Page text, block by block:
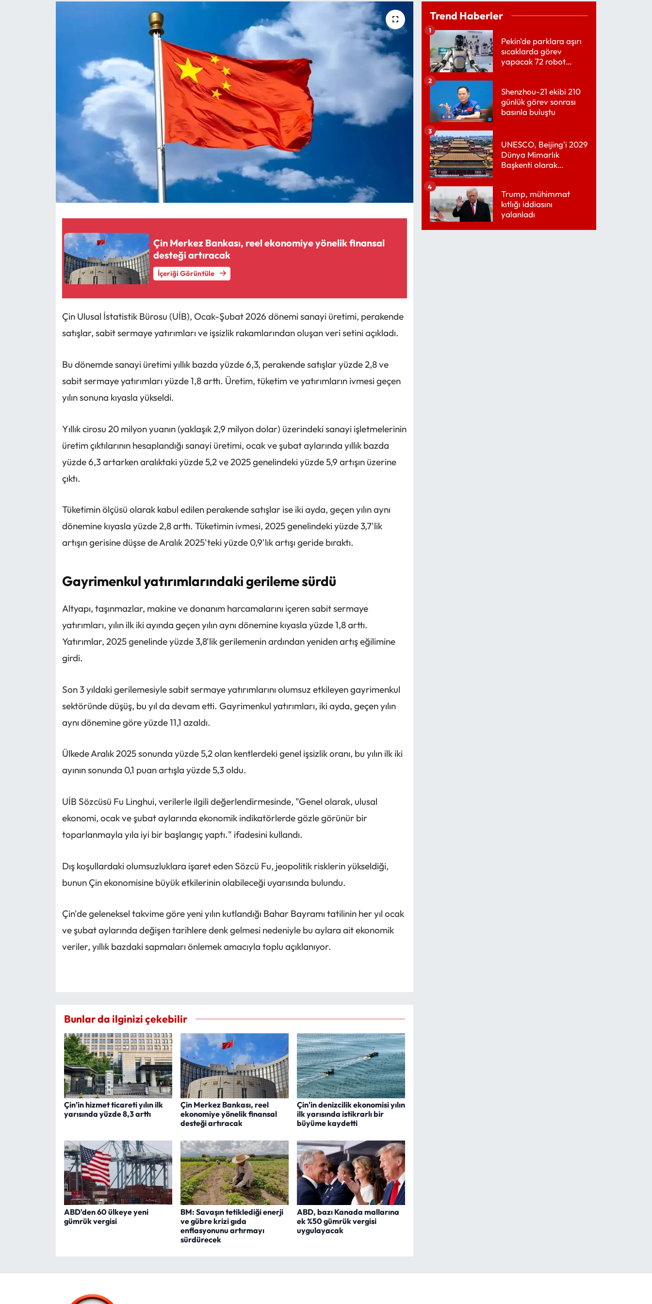
Çin Merkez Bankası, reel ekonomiye yönelik finansal
desteği artıracak
İçeriği Görüntüle
Çin Ulusal İstatistik Bürosu (UİB), Ocak-Şubat 2026 dönemi sanayi üretimi, perakende
satışlar, sabit sermaye yatırımları ve işsizlik rakamlarından oluşan veri setini açıkladı.
Bu dönemde sanayi üretimi yıllık bazda yüzde 6,3, perakende satışlar yüzde 2,8 ve
sabit sermaye yatırımları yüzde 1,8 arttı. Üretim, tüketim ve yatırımların ivmesi geçen
yılın sonuna kıyasla yükseldi.
Yıllık cirosu 20 milyon yuanın (yaklaşık 2,9 milyon dolar) üzerindeki sanayi işletmelerinin
üretim çıktılarının hesaplandığı sanayi üretimi, ocak ve şubat aylarında yıllık bazda
yüzde 6,3 artarken aralıktaki yüzde 5,2 ve 2025 genelindeki yüzde 5,9 artışın üzerine
çıktı.
Tüketimin ölçüsü olarak kabul edilen perakende satışlar ise iki ayda, geçen yılın aynı
dönemine kıyasla yüzde 2,8 arttı. Tüketimin ivmesi, 2025 genelindeki yüzde 3,7'lik
artışın gerisine düşse de Aralık 2025'teki yüzde 0,9'lık artışı geride bıraktı.
Gayrimenkul yatırımlarındaki gerileme sürdü
Altyapı, taşınmazlar, makine ve donanım harcamalarını içeren sabit sermaye
yatırımları, yılın ilk iki ayında geçen yılın aynı dönemine kıyasla yüzde 1,8 arttı.
Yatırımlar, 2025 genelinde yüzde 3,8'lik gerilemenin ardından yeniden artış eğilimine
girdi.
Son 3 yıldaki gerilemesiyle sabit sermaye yatırımlarını olumsuz etkileyen gayrimenkul
sektöründe düşüş, bu yıl da devam etti. Gayrimenkul yatırımları, iki ayda, geçen yılın
aynı dönemine göre yüzde 11,1 azaldı.
Ülkede Aralık 2025 sonunda yüzde 5,2 olan kentlerdeki genel işsizlik oranı, bu yılın ilk iki
ayının sonunda 0,1 puan artışla yüzde 5,3 oldu.
UİB Sözcüsü Fu Linghui, verilerle ilgili değerlendirmesinde, "Genel olarak, ulusal
ekonomi, ocak ve şubat aylarında ekonomik indikatörlerde gözle görünür bir
toparlanmayla yıla iyi bir başlangıç yaptı." ifadesini kullandı.
Dış koşullardaki olumsuzluklara işaret eden Sözcü Fu, jeopolitik risklerin yükseldiği,
bunun Çin ekonomisine büyük etkilerinin olabileceği uyarısında bulundu.
Çin'de geleneksel takvime göre yeni yılın kutlandığı Bahar Bayramı tatilinin her yıl ocak
ve şubat aylarında değişen tarihlere denk gelmesi nedeniyle bu aylara ait ekonomik
veriler, yıllık bazdaki sapmaları önlemek amacıyla toplu açıklanıyor.
Bunlar da ilginizi çekebilir
Çin’in hizmet ticareti yılın ilk
yarısında yüzde 8,3 arttı
Çin Merkez Bankası, reel
ekonomiye yönelik finansal
desteği artıracak
Çin'in denizcilik ekonomisi yılın
ilk yarısında istikrarlı bir
büyüme kaydetti
ABD'den 60 ülkeye yeni
gümrük vergisi
BM: Savaşın tetiklediği enerji
ve gübre krizi gıda
enflasyonunu artırmayı
sürdürecek
ABD, bazı Kanada mallarına
ek %50 gümrük vergisi
uygulayacak
Trend Haberler
Pekin'de parklara aşırı
sıcaklarda görev
yapacak 72 robot
1
Shenzhou-21 ekibi 210
günlük görev sonrası
basınla buluştu
2
UNESCO, Beijing'i 2029
Dünya Mimarlık
Başkenti olarak
3
Trump, mühimmat
kıtlığı iddiasını
yalanladı
4